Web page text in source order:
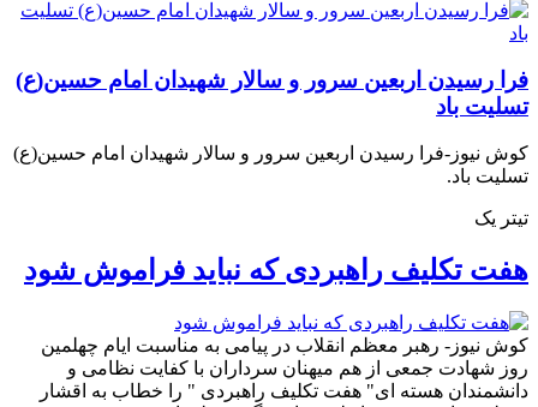
فرا رسیدن اربعین سرور و سالار شهیدان امام حسین(ع)
تسلیت باد
کوش نیوز-فرا رسیدن اربعین سرور و سالار شهیدان امام حسین(ع)
تسلیت باد.
تیتر یک
هفت تکلیف راهبردی که نباید فراموش شود
کوش نیوز- رهبر معظم انقلاب در پیامی به مناسبت ایام چهلمین
روز شهادت جمعی از هم میهنان سرداران با کفایت نظامی و
دانشمندان هسته ای" هفت تکلیف راهبردی " را خطاب به اقشار